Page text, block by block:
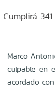
Cumplirá
Marco
culpable en
acordado